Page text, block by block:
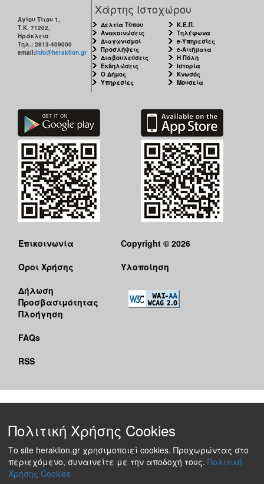
Αγίου Τίτου 1,
Τ.Κ. 71202,
Ηράκλειο
Τηλ.: 2813-409000
email:info@heraklion.gr
Χάρτης Ιστοχώρου
Δελτία Τύπου
Ανακοινώσεις
Διαγωνισμοί
Προσλήψεις
Διαβουλεύσεις
Εκδηλώσεις
Ο Δήμος
Υπηρεσίες
Κ.Ε.Π.
Τηλέφωνα
e-Υπηρεσίες
e-Αιτήματα
Η Πόλη
Ιστορία
Κνωσός
Μουσεία
Επικοινωνία
Όροι Χρήσης
Δήλωση
Προσβασιμότητας
Πλοήγηση
FAQs
RSS
Copyright © 2026
Υλοποίηση
Πολιτική Χρήσης Cookies
Το site heraklion.gr χρησιμοποιεί cookies. Προχωρώντας στο
περιεχόμενο, συναινείτε με την αποδοχή τους. Πολιτική
Χρήσης Cookies